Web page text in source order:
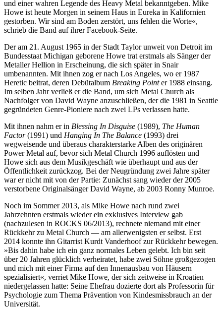
und einer wahren Legende des Heavy Metal bekanntgeben. Mike
Howe ist heute Morgen in seinem Haus in Eureka in Kalifornien
gestorben. Wir sind am Boden zerstört, uns fehlen die Worte«,
schrieb die Band auf ihrer Facebook-Seite.
Der am 21. August 1965 in der Stadt Taylor unweit von Detroit im
Bundesstaat Michigan geborene Howe trat erstmals als Sänger der
Metaller Hellion in Erscheinung, die sich später in Snair
umbenannten. Mit ihnen zog er nach Los Angeles, wo er 1987
Heretic beitrat, deren Debütalbum Breaking Pointer 1988 einsang.
Im selben Jahr verließ er die Band, um sich Metal Church als
Nachfolger von David Wayne anzuschließen, der die 1981 in Seattle
gegründeten Genre-Pioniere nach zwei LPs verlassen hatte.
Mit ihnen nahm er in Blessing In Disguise (1989), The Human
Factor(1991) und Hanging In The Balance (1993) drei
wegweisende und überaus charakterstarke Alben des originären
Power Metal auf, bevor sich Metal Church 1996 auflösten und
Howe sich aus dem Musikgeschäft wie überhaupt und aus der
Öffentlichkeit zurückzog. Bei der Neugründung zwei Jahre später
war er nicht mit von der Partie: Zunächst sang wieder der 2005
verstorbene Originalsänger David Wayne, ab 2003 Ronny Munroe.
Noch im Sommer 2013, als Mike Howe nach rund zwei
Jahrzehnten erstmals wieder ein exklusives Interview gab
(nachzulesen in ROCKS 06/2013), rechnete niemand mit einer
Rückkehr zu Metal Church — am allerwenigsten er selbst. Erst
2014 konnte ihn Gitarrist Kurdt Vanderhoof zur Rückkehr bewegen.
»Bis dahin habe ich ein ganz normales Leben gelebt. Ich bin seit
über 20 Jahren glücklich verheiratet, habe zwei Söhne großgezogen
und mich mit einer Firma auf den Innenausbau von Häusern
spezialisiert«, verriet Mike Howe, der sich zeitweise in Kroatien
niedergelassen hatte: Seine Ehefrau dozierte dort als Professorin für
Psychologie zum Thema Prävention von Kindesmissbrauch an der
Universität.